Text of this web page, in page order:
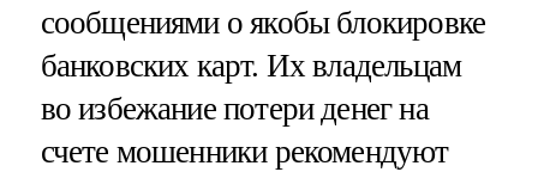
сообщениями о якобы блокировке
банковских карт. Их владельцам
во избежание потери денег на
счете мошенники рекомендуют